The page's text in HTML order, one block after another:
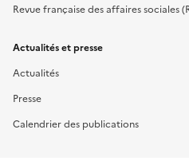
Revue française des affaires sociales
Actualités et presse
Actualités
Presse
Calendrier des publications